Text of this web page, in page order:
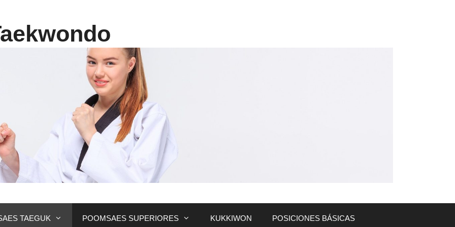
TAEGUK POOMSAES SUPERIORES KUKKIWON POSICIONES BÁSICAS